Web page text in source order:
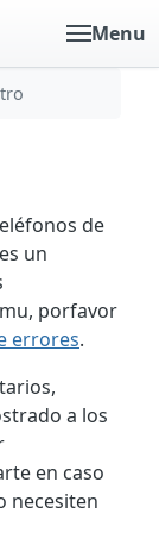
Menu
de
un
porfavor
errores.
a los
en caso
necesiten